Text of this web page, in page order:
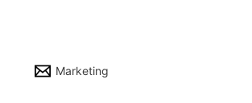
Marketing